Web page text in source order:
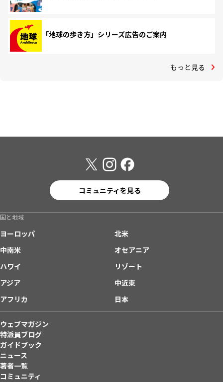
「地球の歩き方」シリーズ広告のご案内
もっと見る
コミュニティを見る
国と地域
ヨーロッパ
北米
中南米
オセアニア
ハワイ
リゾート
アジア
中近東
アフリカ
日本
ウェブマガジン
特派員ブログ
ガイドブック
ニュース
著者一覧
コミュニティ